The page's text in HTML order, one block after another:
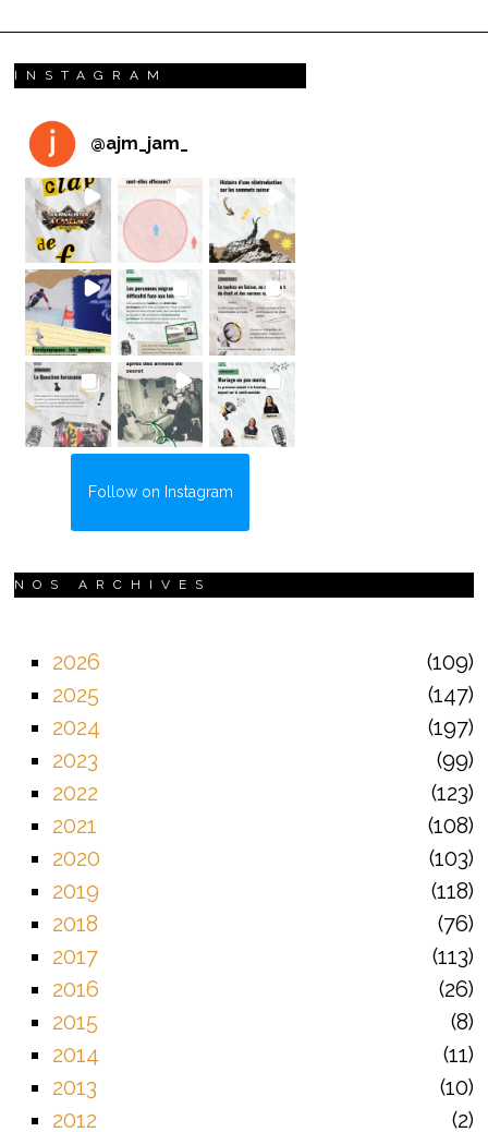
INSTAGRAM
@ajm_jam_
Follow on Instagram
NOS ARCHIVES
2026
109
2025
147
2024
197
2023
99
2022
123
2021
108
2020
103
2019
118
2018
76
2017
113
2016
26
2015
8
2014
11
2013
10
2012
2